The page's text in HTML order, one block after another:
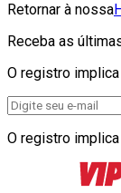
Retornar à nossa
Receba as
O registro
O registro